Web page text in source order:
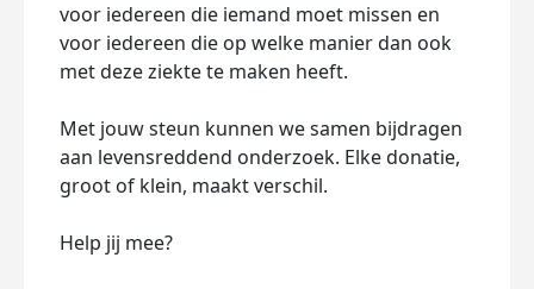
voor iedereen die iemand moet missen en
voor iedereen die op welke manier dan ook
met deze ziekte te maken heeft.
Met jouw steun kunnen we samen bijdragen
aan levensreddend onderzoek. Elke donatie,
groot of klein, maakt verschil.
Help jij mee?